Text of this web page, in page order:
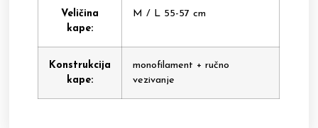
Veličina
kape:
M / L 55-57 cm
Konstrukcija
kape:
monofilament + ručno
vezivanje